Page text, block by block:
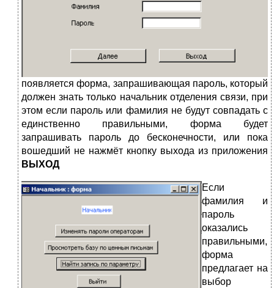
появляется форма, запрашивающая пароль, который
должен знать только начальник отделения связи, при
этом если пароль или фамилия не будут совпадать с
единственно правильными, форма будет
запрашивать пароль до бесконечности, или пока
вошедший не нажмёт кнопку выхода из приложения
ВЫХОД
Если
фамилия и
пароль
оказались
правильными,
форма
предлагает на
выбор